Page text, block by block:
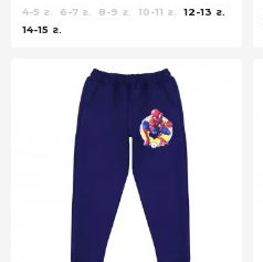
4-5 г. 6-7 г. 8-9 г. 10-11 г.
12-13 г.
14-15 г.